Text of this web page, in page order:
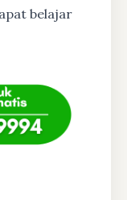
belajar